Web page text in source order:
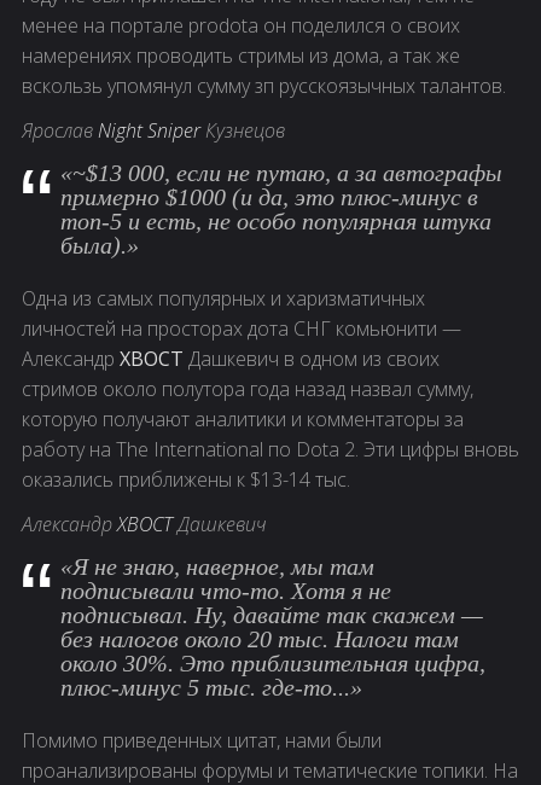
менее на портале prodota он поделился о своих
намерениях проводить стримы из дома, а так же
вскользь упомянул сумму зп русскоязычных талантов.
ЯрославNight SniperКузнецов
«~$13 000, если не путаю, а за автографы
примерно $1000 (и да, это плюс-минус в
топ-5 и есть, не особо популярная штука
была).»
Одна из самых популярных и харизматичных
личностей на просторах дота СНГ комьюнити —
Александр ХВОСТ Дашкевич в одном из своих
стримов около полутора года назад назвал сумму,
которую получают аналитики и комментаторы за
работу на The International по Dota 2. Эти цифры вновь
оказались приближены к $13-14 тыс.
АлександрХВОСТДашкевич
«Я не знаю, наверное, мы там
подписывали что-то. Хотя я не
подписывал. Ну, давайте так скажем —
без налогов около 20 тыс. Налоги там
около 30%. Это приблизительная цифра,
плюс-минус 5 тыс. где-то...»
Помимо приведенных цитат, нами были
проанализированы форумы и тематические топики. На